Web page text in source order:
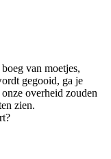
van moetjes,
gegooid, ga je
overheid zouden
zien.